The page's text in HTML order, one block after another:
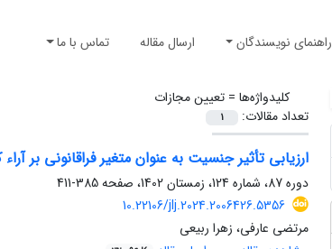
راهنمای نویسندگان ارسال مقاله تماس با ما
کلیدواژه‌ها =تعیین مجازات
تعداد مقالات:
1
ارزیابی تأثیر جنسیت به عنوان متغیر فراقانونی بر
دوره 87، شماره 124، زمستان 1402، صفحه
385-411
10.22106/jlj.2024.2006426.5356
مرتضی عارفی، زهرا ربیعی